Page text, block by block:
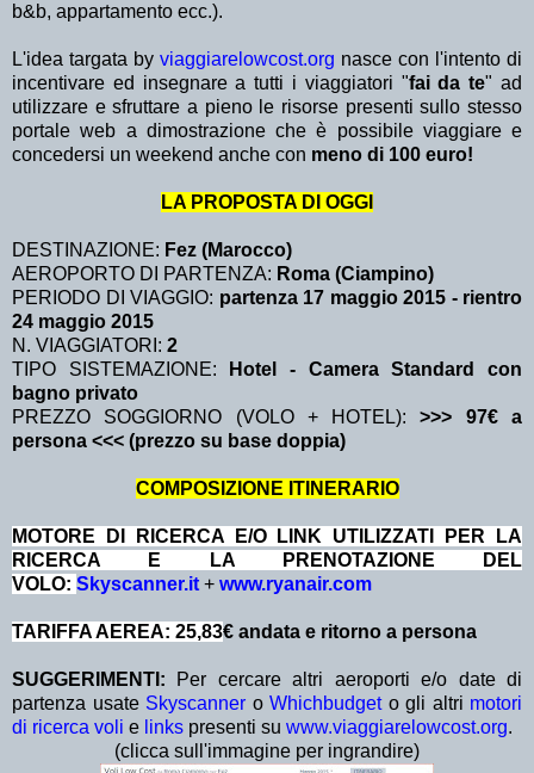
b&b, appartamento ecc.).
L'idea targata by viaggiarelowcost.org nasce con l'intento di
incentivare ed insegnare a tutti i viaggiatori "fai da te" ad
utilizzare e sfruttare a pieno le risorse presenti sullo stesso
portale web a dimostrazione che è possibile viaggiare e
concedersi un weekend anche con meno di 100 euro!
LA PROPOSTA DI OGGI
DESTINAZIONE: Fez (Marocco)
AEROPORTO DI PARTENZA: Roma (Ciampino)
PERIODO DI VIAGGIO: partenza 17 maggio 2015 - rientro
24 maggio 2015
N. VIAGGIATORI: 2
TIPO SISTEMAZIONE:
Hotel - Camera Standard con
bagno privato
PREZZO SOGGIORNO (VOLO + HOTEL):>>> 97€ a
persona <<< (prezzo su base doppia)
COMPOSIZIONE ITINERARIO
MOTORE DI RICERCA E/O LINK UTILIZZATI PER LA
RICERCA E LA PRENOTAZIONE DEL
VOLO: Skyscanner.it + www.ryanair.com
TARIFFA AEREA: 25,83€ andata e ritorno a persona
SUGGERIMENTI: Per cercare altri aeroporti e/o date di
partenza usate Skyscanner o Whichbudgeto gli altri motori
di ricerca voli e links presenti su www.viaggiarelowcost.org.
(clicca sull'immagine per ingrandire)